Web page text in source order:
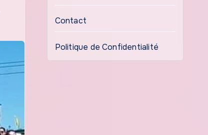
Contact
Politique de Confidentialité